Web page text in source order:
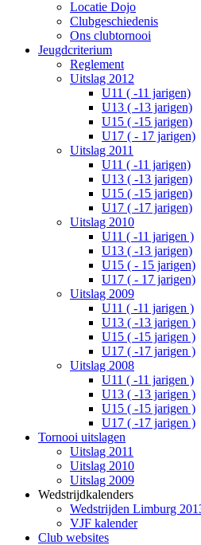
Locatie Dojo
Clubgeschiedenis
Ons clubtornooi
Jeugdcriterium
Reglement
Uitslag 2012
U11 ( -11 jarigen)
U13 ( -13 jarigen)
U15 ( -15 jarigen)
U17 ( - 17 jarigen)
Uitslag 2011
U11 ( -11 jarigen)
U13 ( -13 jarigen)
U15 ( -15 jarigen)
U17 ( -17 jarigen)
Uitslag 2010
U11 ( -11 jarigen )
U13 ( -13 jarigen)
U15 ( - 15 jarigen)
U17 ( - 17 jarigen)
Uitslag 2009
U11 ( -11 jarigen )
U13 ( -13 jarigen )
U15 ( -15 jarigen )
U17 ( -17 jarigen )
Uitslag 2008
U11 ( -11 jarigen )
U13 ( -13 jarigen )
U15 ( -15 jarigen )
U17 ( -17 jarigen )
Tornooi uitslagen
Uitslag 2011
Uitslag 2010
Uitslag 2009
Wedstrijdkalenders
Wedstrijden Limburg
VJF kalender
Club websites